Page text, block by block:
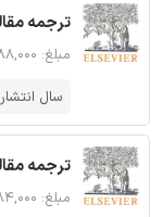
ترجمه
مبلغ: ۳۸۸,۰۰۰ تومان
سال
ترجمه
مبلغ: ۳۸۴,۰۰۰ تومان